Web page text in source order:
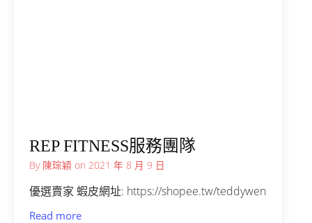
REP FITNESS服務團隊
By 陳琮穎 on2021 年 8 月 9 日
優選賣家 蝦皮網址: https://shopee.tw/teddywen
Read more